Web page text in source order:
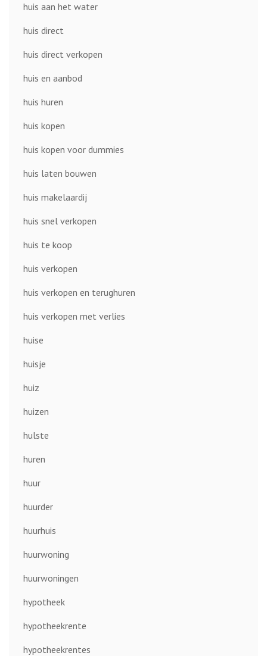
huis aan het water
huis direct
huis direct verkopen
huis en aanbod
huis huren
huis kopen
huis kopen voor dummies
huis laten bouwen
huis makelaardij
huis snel verkopen
huis te koop
huis verkopen
huis verkopen en terughuren
huis verkopen met verlies
huise
huisje
huiz
huizen
hulste
huren
huur
huurder
huurhuis
huurwoning
huurwoningen
hypotheek
hypotheekrente
hypotheekrentes